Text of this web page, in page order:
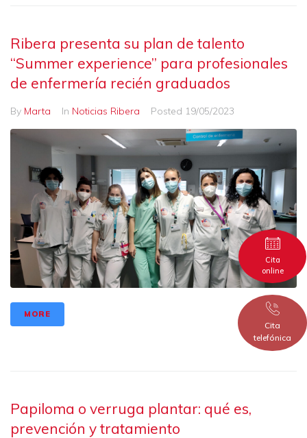
Ribera presenta su plan de talento
“Summer experience” para profesionales
de enfermería recién graduados
By Marta In Noticias Ribera Posted 19/05/2023
MORE
Papiloma o verruga plantar: qué es,
prevención y tratamiento
Cita
online
Cita
telefónica